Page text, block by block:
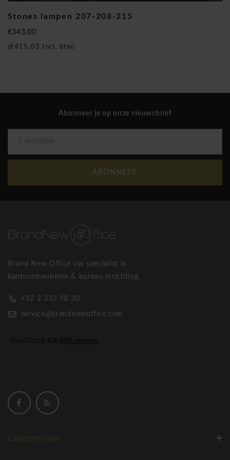
Stones lampen 207-208-215
€343,00
(€415,03 Incl. btw)
Abonneer je op onze nieuwsbrief
ABONNEER
Brand New Office uw specialist in
kantoormeubelen & bureau inrichting.
+32 2 310 98 30
service@brandnewoffice.com